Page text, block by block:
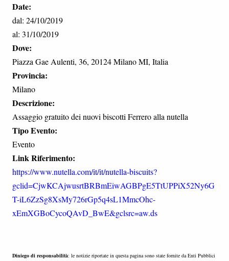
Date:
dal: 24/10/2019
al: 31/10/2019
Dove:
Piazza Gae Aulenti, 36, 20124 Milano MI, Italia
Provincia:
Milano
Descrizione:
Assaggio gratuito dei nuovi biscotti Ferrero alla nutella
Tipo Evento:
Evento
Link Riferimento:
https://www.nutella.com/it/it/nutella-biscuits?
gclid=CjwKCAjwusrtBRBmEiwAGBPgE5TtUPPiX52Ny6G
T-iL6ZzSg8XsMy726rGp5q4sL1MmcOhc-
xEmXGBoCycoQAvD_BwE&gclsrc=aw.ds
Diniego di responsabilità: le notizie riportate in questa pagina sono state fornite da Enti Pubblici